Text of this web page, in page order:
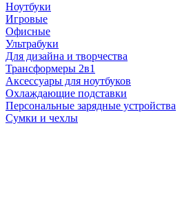
Ноутбуки
Игровые
Офисные
Ультрабуки
Для дизайна и творчества
Трансформеры 2в1
Аксессуары для ноутбуков
Охлаждающие подставки
Персональные зарядные устройства
Сумки и чехлы